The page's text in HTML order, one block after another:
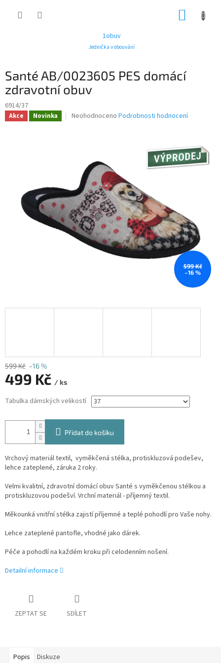
1obuv
Jednička v obouvání
Santé AB/0023605 PES domácí
zdravotní obuv
6914/37
Akce Novinka
Průměrné
hvězdiček.
Neohodnoceno Podrobnosti hodnocení
599 Kč
–16 %
599 Kč –16 %
499 Kč / ks
cena:
Tabulka dámských velikostí
Přidat do košíku
Vrchový materiál textil, vyměkčená stélka, protiskluzová podešev,
lehce zateplené, záruka 2 roky.
Velmi kvalitní, zdravotní domácí obuv Santé s vyměkčenou stélkou a
protiskluzovou podešví. Vrchní materiál - příjemný textil.
Měkounká vnitřní stélka zajistí příjemné a teplé pohodlí pro Vaše nohy.
Lehce zateplené pantofle, vhodné jako dárek.
Péče a pohodlí na každém kroku při celodenním nošení.
Detailní informace
ZEPTAT SE SDÍLET
Popis Diskuze